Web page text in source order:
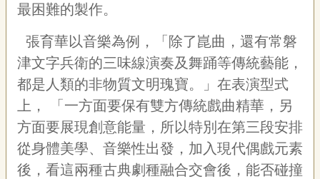
最困難的製作。
張育華以音樂為例，「除了崑曲，還有常磐
津文字兵衛的三味線演奏及舞踊等傳統藝能，
都是人類的非物質文明瑰寶。」在表演型式
上，
「一方面要保有雙方傳統戲曲精華，另
方面要展現創意能量，所以特別在第三段安排
從身體美學、音樂性出發，加入現代偶戲元素
後，看這兩種古典劇種融合交會後，能否碰撞